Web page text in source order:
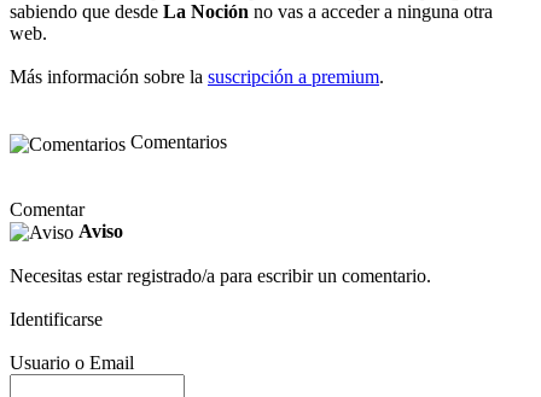
sabiendo que desde La Noción no vas a acceder a ninguna otra
web.
Más información sobre la suscripción a premium.
Comentarios
Comentar
Aviso
Necesitas estar registrado/a para escribir un comentario.
Identificarse
Usuario o Email